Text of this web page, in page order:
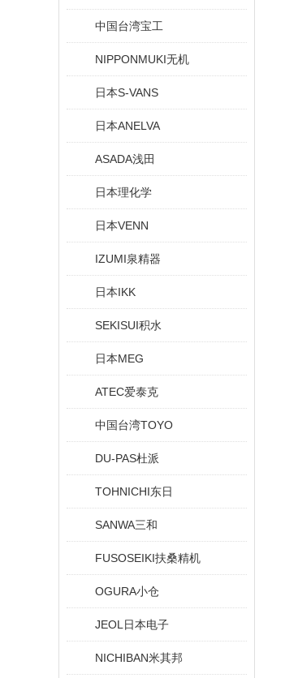
中国台湾宝工
NIPPONMUKI无机
日本S-VANS
日本ANELVA
ASADA浅田
日本理化学
日本VENN
IZUMI泉精器
日本IKK
SEKISUI积水
日本MEG
ATEC爱泰克
中国台湾TOYO
DU-PAS杜派
TOHNICHI东日
SANWA三和
FUSOSEIKI扶桑精机
OGURA小仓
JEOL日本电子
NICHIBAN米其邦